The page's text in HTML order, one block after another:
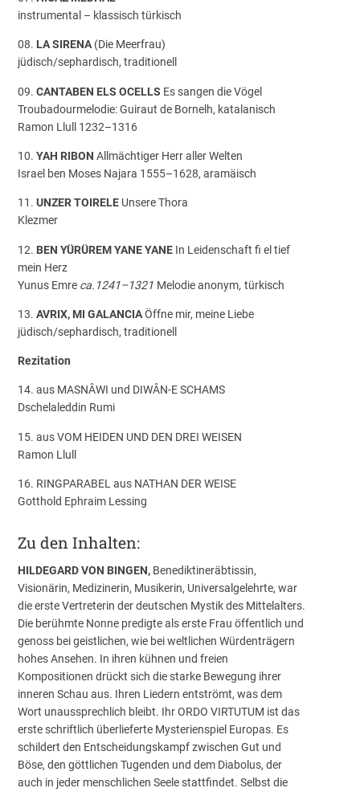
instrumental – klassisch türkisch
08. LA SIRENA(Die Meerfrau)
jüdisch/sephardisch, traditionell
09.CANTABEN ELS OCELLS Es sangen die Vögel
Troubadourmelodie: Guiraut de Bornelh, katalanisch
Ramon Llull 1232–1316
10.YAH RIBON Allmächtiger Herr aller Welten
Israel ben Moses Najara 1555–1628, aramäisch
11.UNZER TOIRELE Unsere Thora
Klezmer
12. BEN YÜRÜREM YANE YANE In Leidenschaft fi el tief
mein Herz
Yunus Emre ca.1241–1321 Melodie anonym,türkisch
13. AVRIX, MI GALANCIAÖffne mir, meine Liebe
jüdisch/sephardisch, traditionell
Rezitation
14. aus MASNÂWI und DIWÂN-E SCHAMS
Dschelaleddin Rumi
15. aus VOM HEIDEN UND DEN DREI WEISEN
Ramon Llull
16. RINGPARABEL aus NATHAN DER WEISE
Gotthold Ephraim Lessing
Zu den Inhalten:
HILDEGARD VON BINGEN, Benediktineräbtissin,
Visionärin, Medizinerin, Musikerin, Universalgelehrte, war
die erste Vertreterin der deutschen Mystik des Mittelalters.
Die berühmte Nonne predigte als erste Frau öffentlich und
genoss bei geistlichen, wie bei weltlichen Würdenträgern
hohes Ansehen. In ihren kühnen und freien
Kompositionen drückt sich die starke Bewegung ihrer
inneren Schau aus. Ihren Liedern entströmt, was dem
Wort unaussprechlich bleibt. Ihr ORDO VIRTUTUM ist das
erste schriftlich überlieferte Mysterienspiel Europas. Es
schildert den Entscheidungskampf zwischen Gut und
Böse, den göttlichen Tugenden und dem Diabolus, der
auch in jeder menschlichen Seele stattfindet. Selbst die